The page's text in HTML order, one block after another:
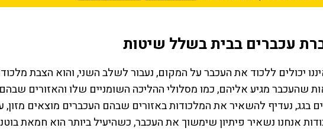
עכברים בבית בשלל שיטות
יכולים ללכוד את העכבר על המקום, נעבור לשלב השני, והוא הצבת
שהעכבר מגיע אליהם, כמו מסלולי ההליכה השומניים שלו והאזורים
בגג, נעדיף להשאיר את המלכודות באזורים שבהם העכברים מוצאים
אנחנו נשאיר פיתיון שימשוך את העכבר, כשהיעיל ביותר הוא חמאת
חיפשנו מדביר בתל אביב מעכשיו
ולאחר 3 ימים הגעתם שוב ללא
עלות, באמת כבר טפו טפו טפו עברו
החולדות מאחורינו. לאה ועד בית
רומי סבר
ואחרי